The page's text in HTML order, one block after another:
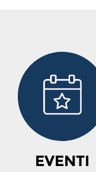
EVENTI